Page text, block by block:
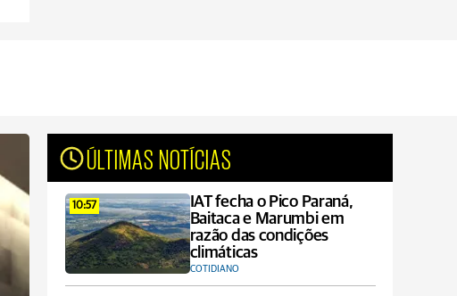
ÚLTIMAS NOTÍCIAS
10:57
IAT fecha o Pico Paraná,
Baitaca e Marumbi em
razão das condições
climáticas
COTIDIANO